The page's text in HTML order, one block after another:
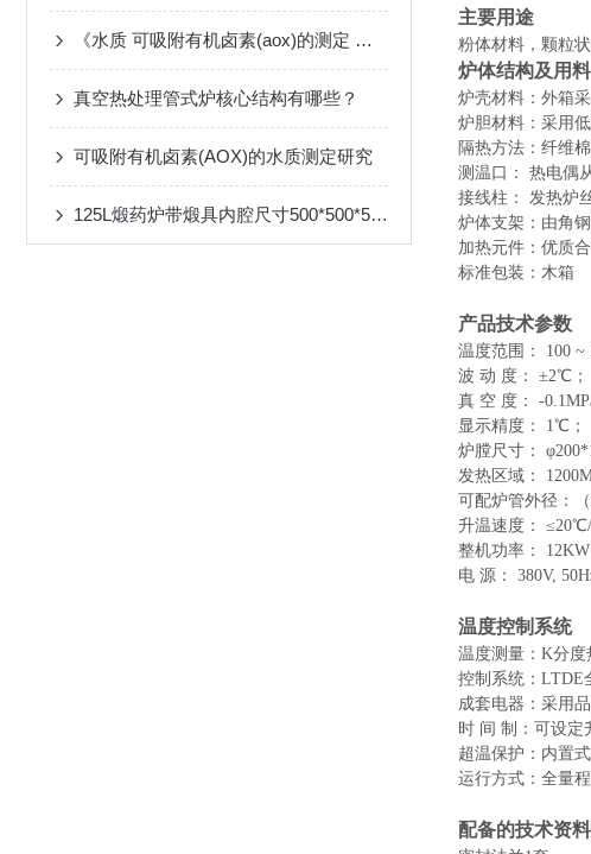
《水质 可吸附有机卤素(aox)的测定 微库仑法》简介
真空热处理管式炉核心结构有哪些？
可吸附有机卤素(AOX)的水质测定研究
125L煅药炉带煅具内腔尺寸500*500*500MM
主要用途
粉体材料，颗粒
炉体结构及用料
炉壳材料：外箱
炉胆材料： 采用
隔热方法：纤维棉
测温口：
热电偶
接线柱：
发热炉
炉体支架：由角
加热元件：优质
标准包装：木箱
产品技术参数
温度范围： 100 ~
波 动 度： ±2℃；
真 空 度：
-
显示精度：
1℃；
炉膛尺寸：
φ200*
发热区域：
12
可配炉管外径：
升温速度：
≤20℃/
整机功率：
12KW
电 源： 380V,
温度控制系统
温度测量： K分度
控制系统： LTDE
成套电器：采用
时 间 制：可设定
超温保护：内置
运行方式：全量
配备的技术资